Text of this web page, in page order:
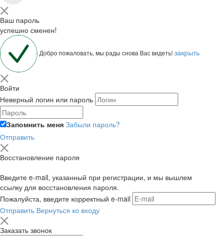
Ваш пароль
успешно сменен!
Добро пожаловать, мы рады снова Вас видеть!закрыть
Войти
Неверный логин или пароль
Запомнить меня Забыли пароль?
Отправить
Восстановление пароля
Введите e-mail, указанный при регистрации, и мы вышлем
ссылку для восстановления пароля.
Пожалуйста, введите корректный e-mail
Отправить Вернуться ко входу
Заказать звонок